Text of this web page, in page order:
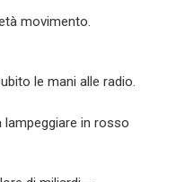
movimento.
le mani alle radio.
lampeggiare in rosso